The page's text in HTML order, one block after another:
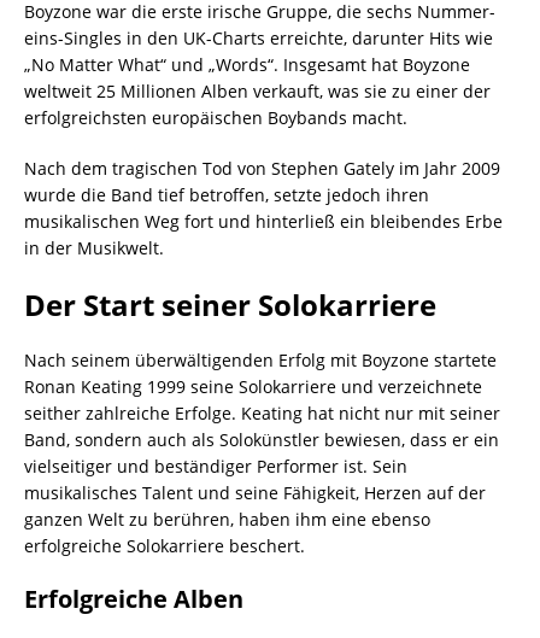
Boyzone war die erste irische Gruppe, die sechs Nummer-
eins-Singles in den UK-Charts erreichte, darunter Hits wie
„No Matter What“ und „Words“. Insgesamt hat Boyzone
weltweit 25 Millionen Alben verkauft, was sie zu einer der
erfolgreichsten europäischen Boybands macht.
Nach dem tragischen Tod von Stephen Gately im Jahr 2009
wurde die Band tief betroffen, setzte jedoch ihren
musikalischen Weg fort und hinterließ ein bleibendes Erbe
in der Musikwelt.
Der Start seiner Solokarriere
Nach seinem überwältigenden Erfolg mit Boyzone startete
Ronan Keating 1999 seine Solokarriere und verzeichnete
seither zahlreiche Erfolge. Keating hat nicht nur mit seiner
Band, sondern auch als Solokünstler bewiesen, dass er ein
vielseitiger und beständiger Performer ist. Sein
musikalisches Talent und seine Fähigkeit, Herzen auf der
ganzen Welt zu berühren, haben ihm eine ebenso
erfolgreiche Solokarriere beschert.
Erfolgreiche Alben